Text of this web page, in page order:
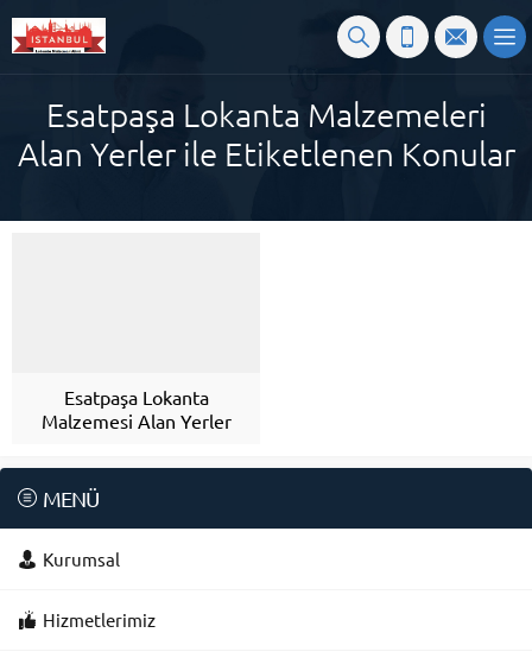
Esatpaşa Lokanta Malzemeleri
Alan Yerler ile Etiketlenen Konular
Esatpaşa Lokanta
Malzemesi Alan Yerler
MENÜ
Kurumsal
Hizmetlerimiz